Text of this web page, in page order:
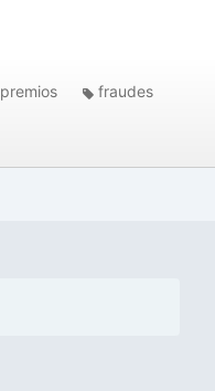
premios fraudes